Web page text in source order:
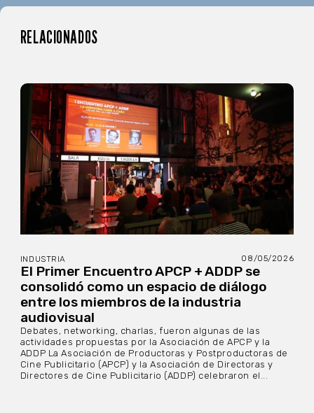
RELACIONADOS
INDUSTRIA 08/05/2026
El Primer Encuentro APCP + ADDP se
consolidó como un espacio de diálogo
entre los miembros de la industria
audiovisual
Debates, networking, charlas, fueron algunas de las
actividades propuestas por la Asociación de APCP y la
ADDP La Asociación de Productoras y Postproductoras de
Cine Publicitario (APCP) y la Asociación de Directoras y
Directores de Cine Publicitario (ADDP) celebraron el...